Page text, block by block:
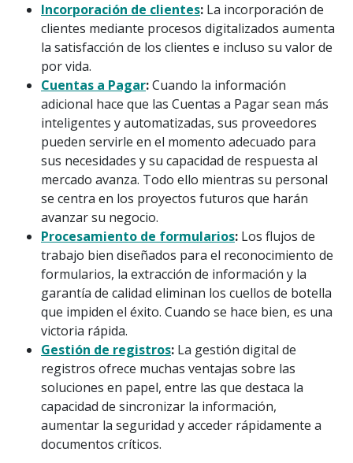
Incorporación de clientes: La incorporación de
clientes mediante procesos digitalizados aumenta
la satisfacción de los clientes e incluso su valor de
por vida.
Cuentas a Pagar:Cuando la información
adicional hace que las Cuentas a Pagar sean más
inteligentes y automatizadas, sus proveedores
pueden servirle en el momento adecuado para
sus necesidades y su capacidad de respuesta al
mercado avanza. Todo ello mientras su personal
se centra en los proyectos futuros que harán
avanzar su negocio.
Procesamiento de formularios: Los flujos de
trabajo bien diseñados para el reconocimiento de
formularios, la extracción de información y la
garantía de calidad eliminan los cuellos de botella
que impiden el éxito. Cuando se hace bien, es una
victoria rápida.
Gestión de registros: La gestión digital de
registros ofrece muchas ventajas sobre las
soluciones en papel, entre las que destaca la
capacidad de sincronizar la información,
aumentar la seguridad y acceder rápidamente a
documentos críticos.